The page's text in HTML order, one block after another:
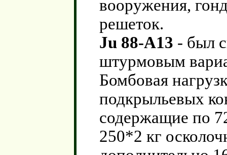
вооружения,
решеток.
Ju 88-A13 - был
штурмовым
Бомбовая
подкрыльевых
содержащие по
250*2 кг